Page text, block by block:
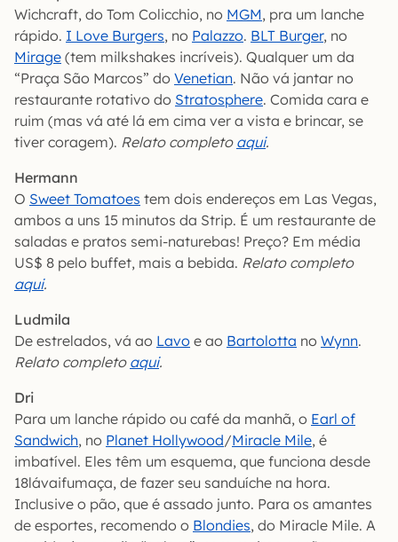
Wichcraft, do Tom Colicchio, no MGM, pra um lanche
rápido. I Love Burgers, no Palazzo. BLT Burger, no
Mirage (tem milkshakes incríveis). Qualquer um da
“Praça São Marcos” do Venetian. Não vá jantar no
restaurante rotativo do Stratosphere. Comida cara e
ruim (mas vá até lá em cima ver a vista e brincar, se
tiver coragem). Relato completo aqui.
Hermann
O Sweet Tomatoes tem dois endereços em Las Vegas,
ambos a uns 15 minutos da Strip. É um restaurante de
saladas e pratos semi-naturebas! Preço? Em média
US$ 8 pelo buffet, mais a bebida. Relato completo
aqui.
Ludmila
De estrelados, vá ao Lavo e ao Bartolotta no Wynn.
Relato completo aqui.
Dri
Para um lanche rápido ou café da manhã, o Earl of
Sandwich, no Planet Hollywood/Miracle Mile, é
imbatível. Eles têm um esquema, que funciona desde
18lávaifumaça, de fazer seu sanduíche na hora.
Inclusive o pão, que é assado junto. Para os amantes
de esportes, recomendo o Blondies, do Miracle Mile. A